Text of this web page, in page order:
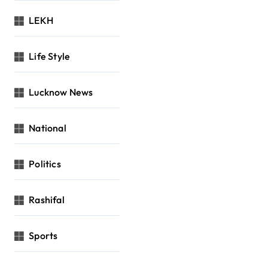
LEKH
Life Style
Lucknow News
National
Politics
Rashifal
Sports